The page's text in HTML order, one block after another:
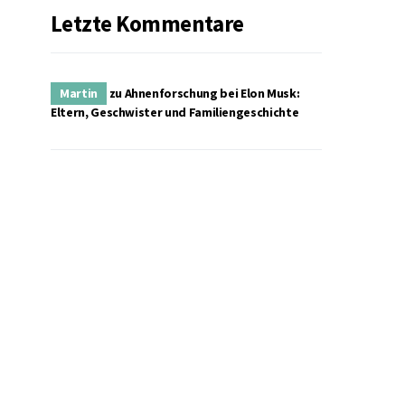
Letzte Kommentare
Martin zuAhnenforschung bei Elon Musk:
Eltern, Geschwister und Familiengeschichte